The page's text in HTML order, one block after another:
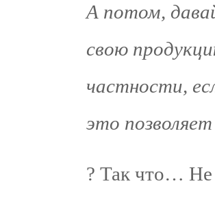
А потом,
свою
частности,
это
? Так что… Не